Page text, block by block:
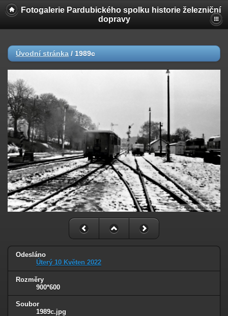
Fotogalerie Pardubického spolku historie železniční
dopravy
Úvodní stránka / 1989c
Odesláno
Úterý 10 Květen 2022
Rozměry
900*600
Soubor
1989c.jpg